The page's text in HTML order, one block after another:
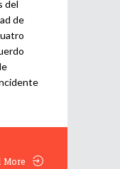
del
de
More